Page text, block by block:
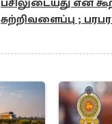
பசிலுடையது என
சுற்றிவளைப்பு ;